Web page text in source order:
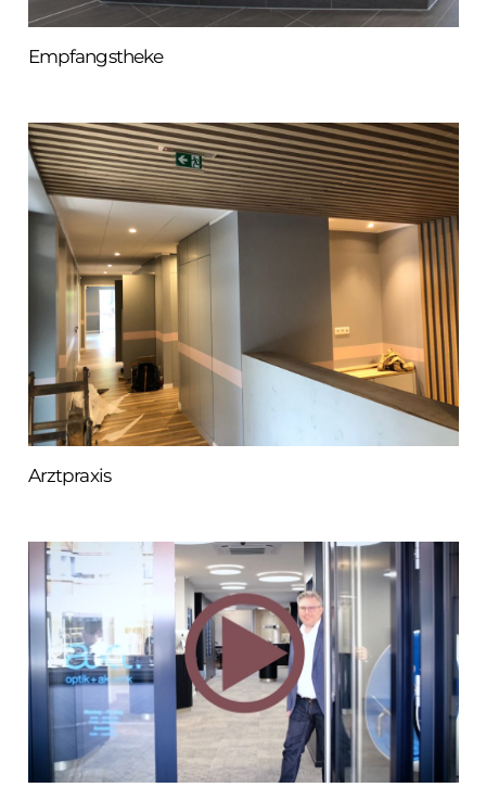
Empfangstheke
Arztpraxis